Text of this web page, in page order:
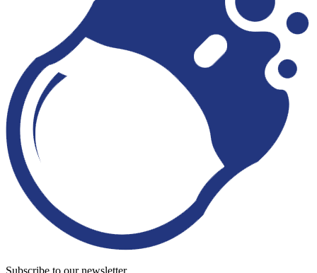
Subscribe to our newsletter